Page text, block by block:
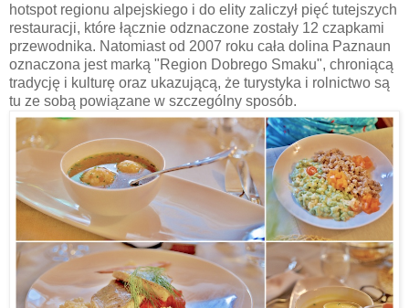
hotspot regionu alpejskiego i do elity zaliczył pięć tutejszych
restauracji, które łącznie odznaczone zostały 12 czapkami
przewodnika. Natomiast od 2007 roku cała dolina Paznaun
oznaczona jest marką "Region Dobrego Smaku", chroniącą
tradycję i kulturę oraz ukazującą, że turystyka i rolnictwo są
tu ze sobą powiązane w szczególny sposób.